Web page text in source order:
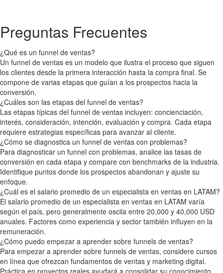
Preguntas Frecuentes
¿Qué es un funnel de ventas?
Un funnel de ventas es un modelo que ilustra el proceso que siguen
los clientes desde la primera interacción hasta la compra final. Se
compone de varias etapas que guían a los prospectos hacia la
conversión.
¿Cuáles son las etapas del funnel de ventas?
Las etapas típicas del funnel de ventas incluyen: concienciación,
interés, consideración, intención, evaluación y compra. Cada etapa
requiere estrategias específicas para avanzar al cliente.
¿Cómo se diagnostica un funnel de ventas con problemas?
Para diagnosticar un funnel con problemas, analice las tasas de
conversión en cada etapa y compare con benchmarks de la industria.
Identifique puntos donde los prospectos abandonan y ajuste su
enfoque.
¿Cuál es el salario promedio de un especialista en ventas en LATAM?
El salario promedio de un especialista en ventas en LATAM varía
según el país, pero generalmente oscila entre 20,000 y 40,000 USD
anuales. Factores como experiencia y sector también influyen en la
remuneración.
¿Cómo puedo empezar a aprender sobre funnels de ventas?
Para empezar a aprender sobre funnels de ventas, considere cursos
en línea que ofrezcan fundamentos de ventas y marketing digital.